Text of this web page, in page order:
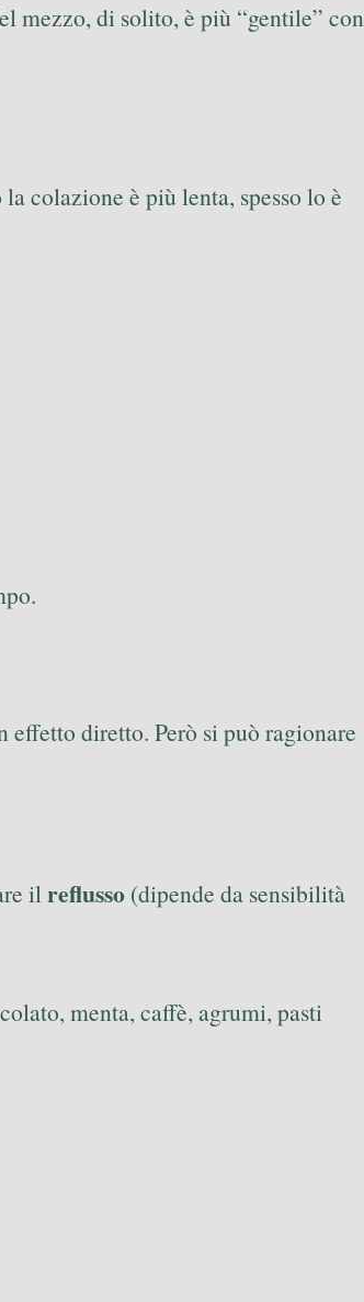
mezzo, di solito, è più “gentile” con
colazione è più lenta, spesso lo è
effetto diretto. Però si può ragionare
il reflusso (dipende da sensibilità
menta, caffè, agrumi, pasti